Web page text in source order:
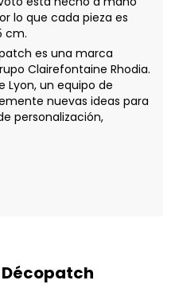
lo que cada pieza es
cm.
es una marca
Clairefontaine Rhodia.
Lyon, un equipo de
nuevas ideas para
personalización,
Décopatch